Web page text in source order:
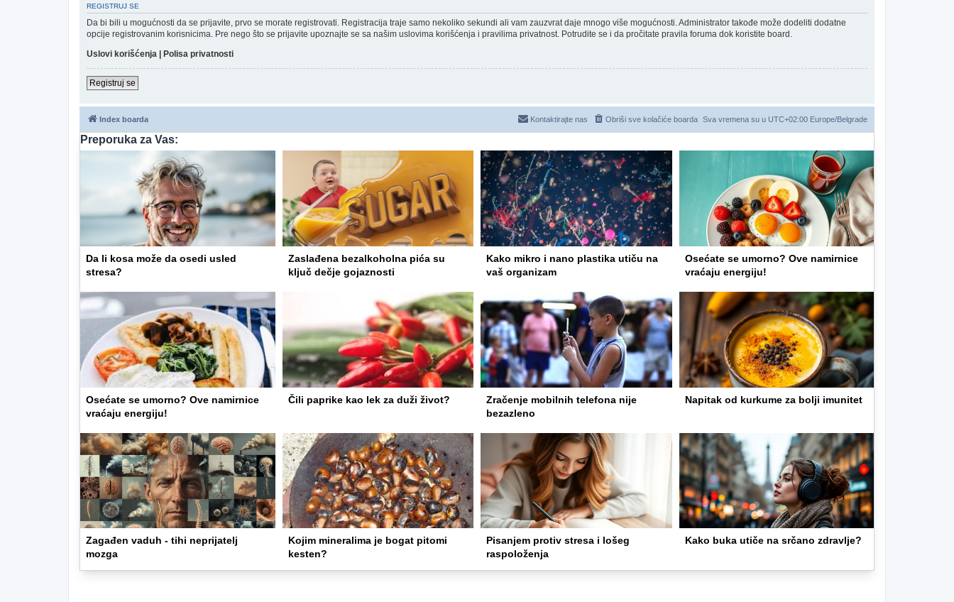
REGISTRUJ SE
Da bi bili u mogućnosti da se prijavite, prvo se morate registrovati. Registracija traje samo nekoliko sekundi ali vam zauzvrat daje mnogo više mogućnosti. Administrator takođe može dodeliti dodatne
opcije registrovanim korisnicima. Pre nego što se prijavite upoznajte se sa našim uslovima korišćenja i pravilima privatnost. Potrudite se i da pročitate pravila foruma dok koristite board.
Uslovi korišćenja
Polisa privatnosti
Registruj se
Index boarda Sva vremena su u UTC+02:00 Europe/Belgrade
Obriši sve kolačiće boarda
Kontaktirajte nas
Preporuka za Vas:
Da li kosa može da osedi usled
stresa?
Zaslađena bezalkoholna pića su
ključ dečje gojaznosti
Kako mikro i nano plastika utiču na
vaš organizam
Osećate se umorno? Ove namirnice
vraćaju energiju!
Osećate se umorno? Ove namirnice
vraćaju energiju!
Čili paprike kao lek za duži život?
Zračenje mobilnih telefona nije
bezazleno
Napitak od kurkume za bolji imunitet
Zagađen vaduh - tihi neprijatelj
mozga
Kojim mineralima je bogat pitomi
kesten?
Pisanjem protiv stresa i lošeg
raspoloženja
Kako buka utiče na srčano zdravlje?